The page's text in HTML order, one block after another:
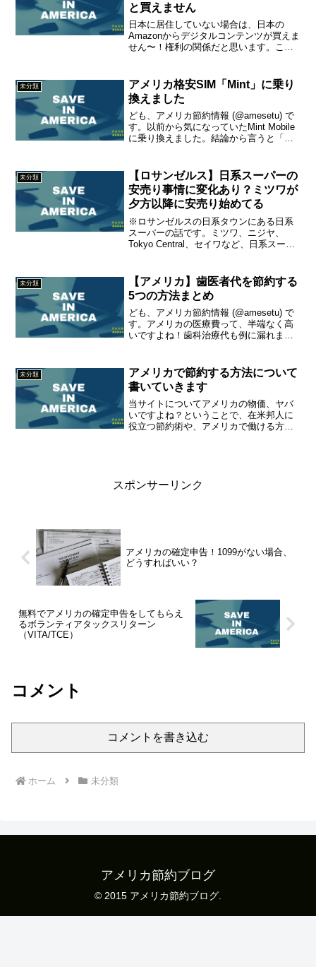
と買えません
日本に居住していない場合は、日本の
Amazonからデジタルコンテンツが買えま
せん〜！権利の関係だと思います。こん
から「居住国」設定が「日本」になって
いるか確認しましょう...
未分類
アメリカ格安SIM「Mint」に乗り
換えました
ども、アメリカ節約情報 (@amesetu) で
す。以前から気になっていたMint Mobile
に乗り換えました。結論から言うと「よ
格は？Min...
未分類
【ロサンゼルス】日系スーパーの
安売り事情に変化あり？ミツワが
夕方以降に安売り始めてる
※ロサンゼルスの日系タウンにある日系
スーパーの話です。ミツワ、ニジヤ、
Tokyo Central、セイワなど、日系スーパ
売り（約20％OFFが目安）なのに対し、
これまで...
未分類
【アメリカ】歯医者代を節約する
5つの方法まとめ
ども、アメリカ節約情報 (@amesetu) で
す。アメリカの医療費って、半端なく高
いですよね！歯科治療代も例に漏れませ
た。
未分類
アメリカで節約する方法について
書いていきます
当サイトについてアメリカの物価、ヤバ
いですよね？ということで、在米邦人に
役立つ節約術や、アメリカで働ける方向
スポンサーリンク
アメリカの確定申告！1099がない場合、
どうすればいい？
無料でアメリカの確定申告をしてもらえ
るボランティアタックスリターン
（VITA/TCE）
コメント
コメントを書き込む
ホーム 未分類
アメリカ節約ブログ
© 2015 アメリカ節約ブログ.